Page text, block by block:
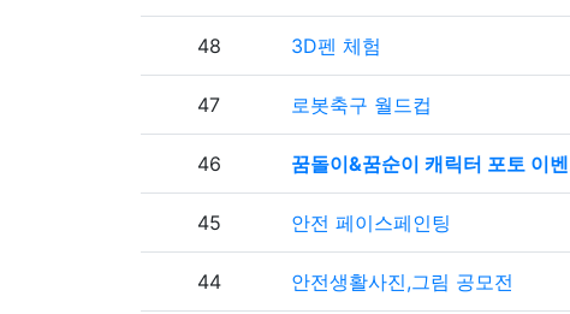
48 3D펜 체험
47 로봇축구 월드컵
46 꿈돌이&꿈순이 캐릭터 포토 이
45 안전 페이스페인팅
44 안전생활사진,그림 공모전